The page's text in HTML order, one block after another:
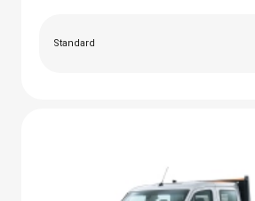
Standard